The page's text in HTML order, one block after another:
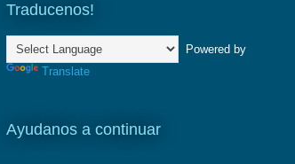
Traducenos!
Powered by
Translate
Ayudanos a continuar